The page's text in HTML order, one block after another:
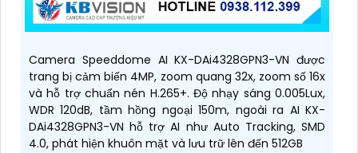
Camera Speeddome AI KX-DAi4328GPN3-VN được
trang bị cảm biến 4MP, zoom quang 32x, zoom số 16x
và hỗ trợ chuẩn nén H.265+. Độ nhạy sáng 0.005Lux,
WDR 120dB, tầm hồng ngoại 150m, ngoài ra AI KX-
DAi4328GPN3-VN hỗ trợ AI như Auto Tracking, SMD
4.0, phát hiện khuôn mặt và lưu trữ lên đến 512GB